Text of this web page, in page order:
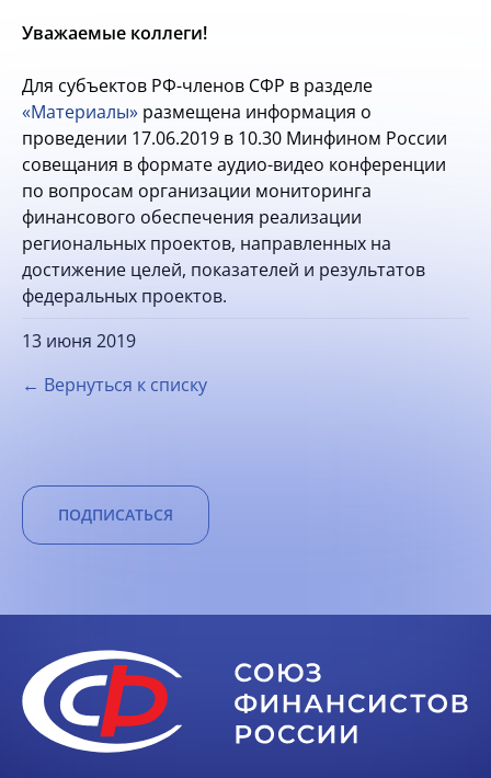
Уважаемые коллеги!
Для субъектов РФ-членов СФР в разделе
«Материалы» размещена информация о
проведении 17.06.2019 в 10.30 Минфином России
совещания в формате аудио-видео конференции
по вопросам организации мониторинга
финансового обеспечения реализации
региональных проектов, направленных на
достижение целей, показателей и результатов
федеральных проектов.
13 июня 2019
← Вернуться к списку
ПОДПИСАТЬСЯ